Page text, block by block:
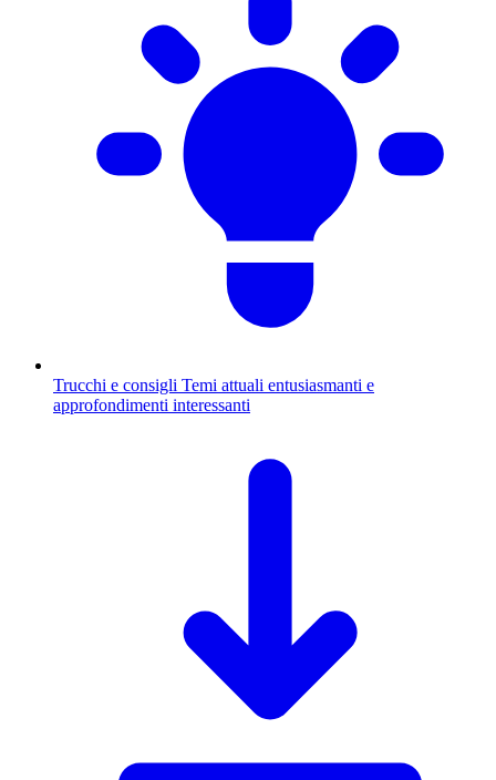
Trucchi e consigli Temi attuali entusiasmanti e
approfondimenti interessanti